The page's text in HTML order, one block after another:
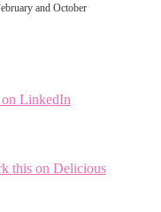
and October